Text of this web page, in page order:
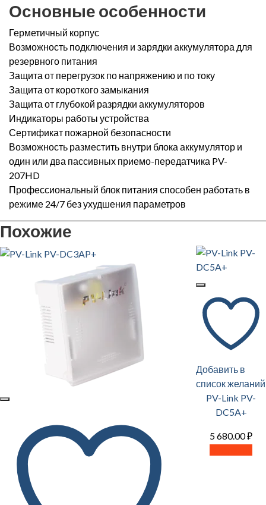
Основные особенности
Герметичный корпус
Возможность подключения и зарядки аккумулятора для
резервного питания
Защита от перегрузок по напряжению и по току
Защита от короткого замыкания
Защита от глубокой разрядки аккумуляторов
Индикаторы работы устройства
Сертификат пожарной безопасности
Возможность разместить внутри блока аккумулятор и
один или два пассивных приемо-передатчика PV-
207HD
Профессиональный блок питания способен работать в
режиме 24/7 без ухудшения параметров
Похожие
Добавить в
список желаний
PV-Link PV-
DC5A+
5 680.00₽